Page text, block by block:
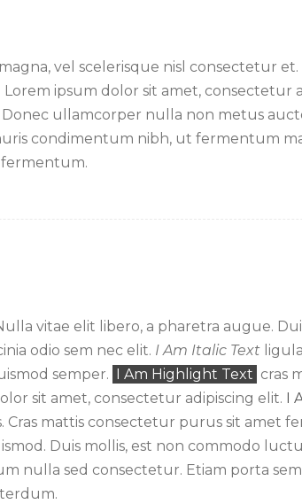
vel scelerisque nisl consectetur
ipsum dolor sit amet, consectetur
ullamcorper nulla non metus
condimentum nibh, ut fermentum
vitae elit libero, a pharetra augue.
odio sem nec elit. I Am Italic Text
semper. I Am Highlight Text cras
sit amet, consectetur adipiscing elit.
I
Cras mattis consectetur purus sit amet
Duis mollis, est non commodo
nulla sed consectetur. Etiam porta